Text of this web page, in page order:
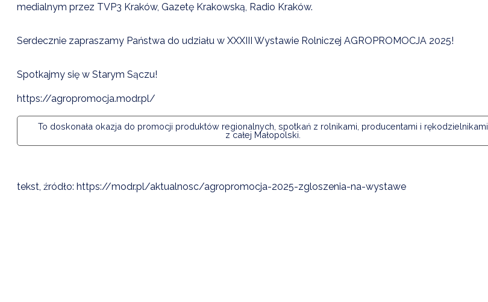
medialnym przez TVP3 Kraków, Gazetę Krakowską, Radio Kraków.
Serdecznie zapraszamy Państwa do udziału w XXXIII Wystawie Rolniczej AGROPROMOCJA 2025!
Spotkajmy się w Starym Sączu!
https://agropromocja.modr.pl/
To doskonała okazja do promocji produktów regionalnych, spotkań z rolnikami, producentami i rękodzielnikami
z całej Małopolski.
tekst, źródło: https://modr.pl/aktualnosc/agropromocja-2025-zgloszenia-na-wystawe